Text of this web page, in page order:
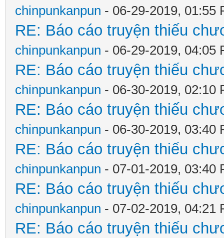
chinpunkanpun - 06-29-2019, 01:55
RE: Báo cáo truyện thiếu
chinpunkanpun - 06-29-2019, 04:05
RE: Báo cáo truyện thiếu
chinpunkanpun - 06-30-2019, 02:10
RE: Báo cáo truyện thiếu
chinpunkanpun - 06-30-2019, 03:40
RE: Báo cáo truyện thiếu
chinpunkanpun - 07-01-2019, 03:40
RE: Báo cáo truyện thiếu
chinpunkanpun - 07-02-2019, 04:21
RE: Báo cáo truyện thiếu